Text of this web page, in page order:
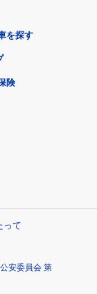
を探す
険
って
安委員会 第